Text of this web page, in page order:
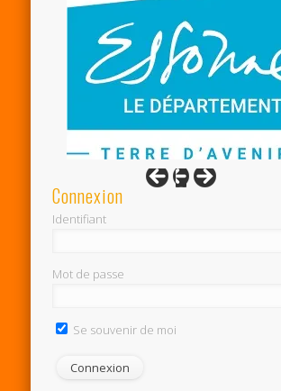
Connexion
Identifiant
Mot de passe
Se souvenir de moi